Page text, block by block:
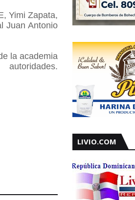
Yimi Zapata,
Juan Antonio
la academia
LIVIO.COM